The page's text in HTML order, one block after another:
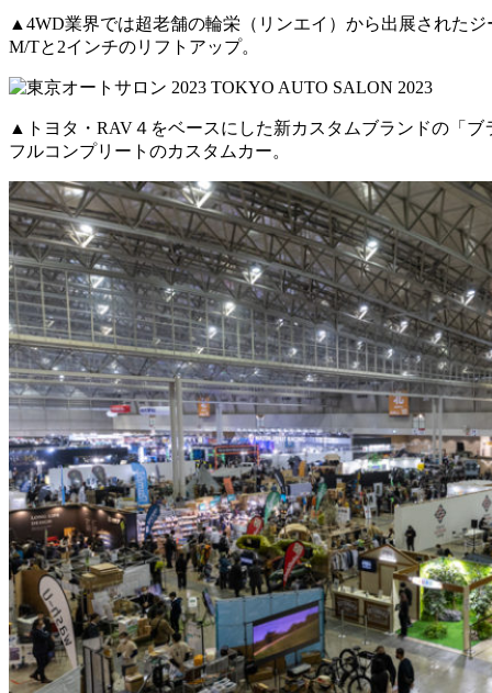
▲4WD業界では超老舗の輪栄（リンエイ）から出展された
M/Tと2インチのリフトアップ。
▲トヨタ・RAV４をベースにした新カスタムブランドの「
フルコンプリートのカスタムカー。